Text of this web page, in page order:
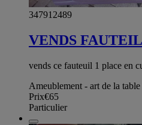
347912489
VENDS
vends ce fauteuil 1 place en
Ameublement - art de la
Prix€65
Particulier